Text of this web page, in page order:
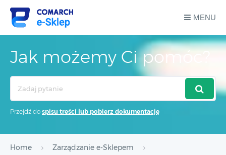
MENU
Jak możemy Ci pomóc?
Przejdź do spisu treści lub pobierz dokumentację
Home
Zarządzanie e-Sklepem